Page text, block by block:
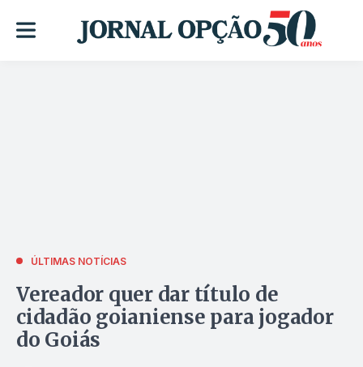
ÚLTIMAS NOTÍCIAS
Vereador quer dar título de
cidadão goianiense para jogador
do Goiás